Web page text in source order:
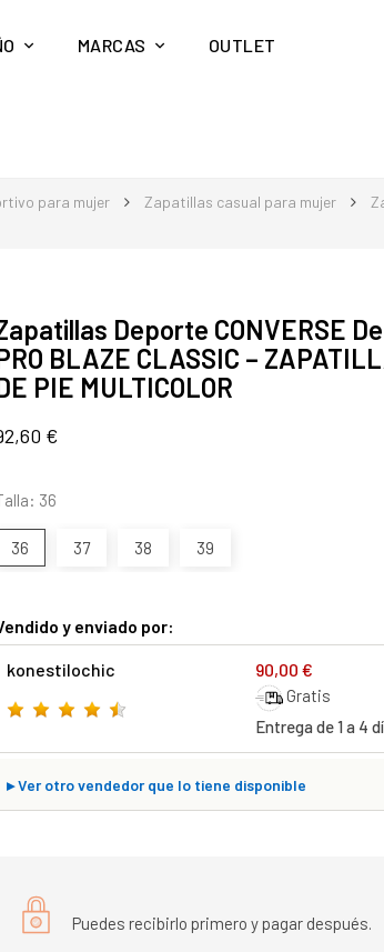
MARCAS OUTLET
para mujer Zapatillas casual para mujer
Deporte CONVERSE
BLAZE CLASSIC –
PIE MULTICOLOR
€
36
36 37 38 39
y enviado por:
konestilochic 90,00 €
Gratis
Entrega de 1 a 4
▸Ver otro vendedor que lo tiene disponible
Puedes recibirlo primero y pagar después.